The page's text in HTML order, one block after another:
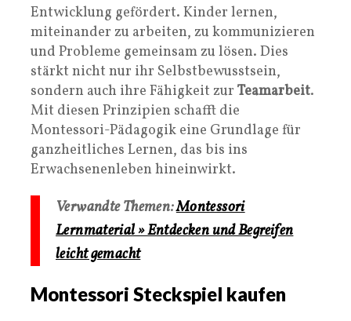
Entwicklung gefördert. Kinder lernen,
miteinander zu arbeiten, zu kommunizieren
und Probleme gemeinsam zu lösen. Dies
stärkt nicht nur ihr Selbstbewusstsein,
sondern auch ihre Fähigkeit zur Teamarbeit.
Mit diesen Prinzipien schafft die
Montessori-Pädagogik eine Grundlage für
ganzheitliches Lernen, das bis ins
Erwachsenenleben hineinwirkt.
Verwandte Themen:Montessori
Lernmaterial » Entdecken und Begreifen
leicht gemacht
Montessori Steckspiel kaufen